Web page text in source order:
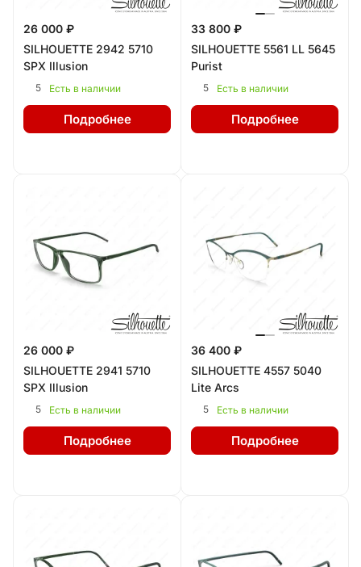
26 000 ₽
SILHOUETTE 2942 5710
SPX Illusion
5 Есть в наличии
Подробнее
33 800 ₽
SILHOUETTE 5561 LL 5645
Purist
5 Есть в наличии
Подробнее
26 000 ₽
SILHOUETTE 2941 5710
SPX Illusion
5 Есть в наличии
Подробнее
36 400 ₽
SILHOUETTE 4557 5040
Lite Arcs
5 Есть в наличии
Подробнее